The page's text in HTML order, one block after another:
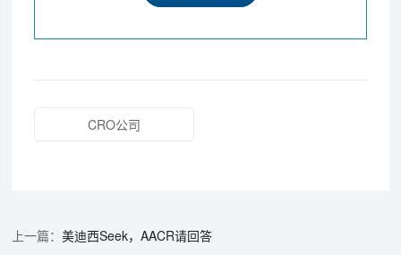
CRO公司
美迪西Seek，AACR请回答